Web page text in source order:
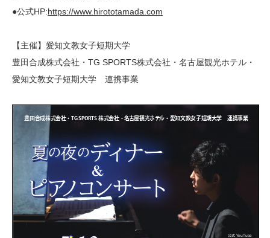
●公式HP:https://www.hirototamada.com
【主催】愛知文教女子短期大学
豊田合成株式会社・TG SPORTS株式会社・名古屋観光ホテル・
愛知文教女子短期大学 連携事業